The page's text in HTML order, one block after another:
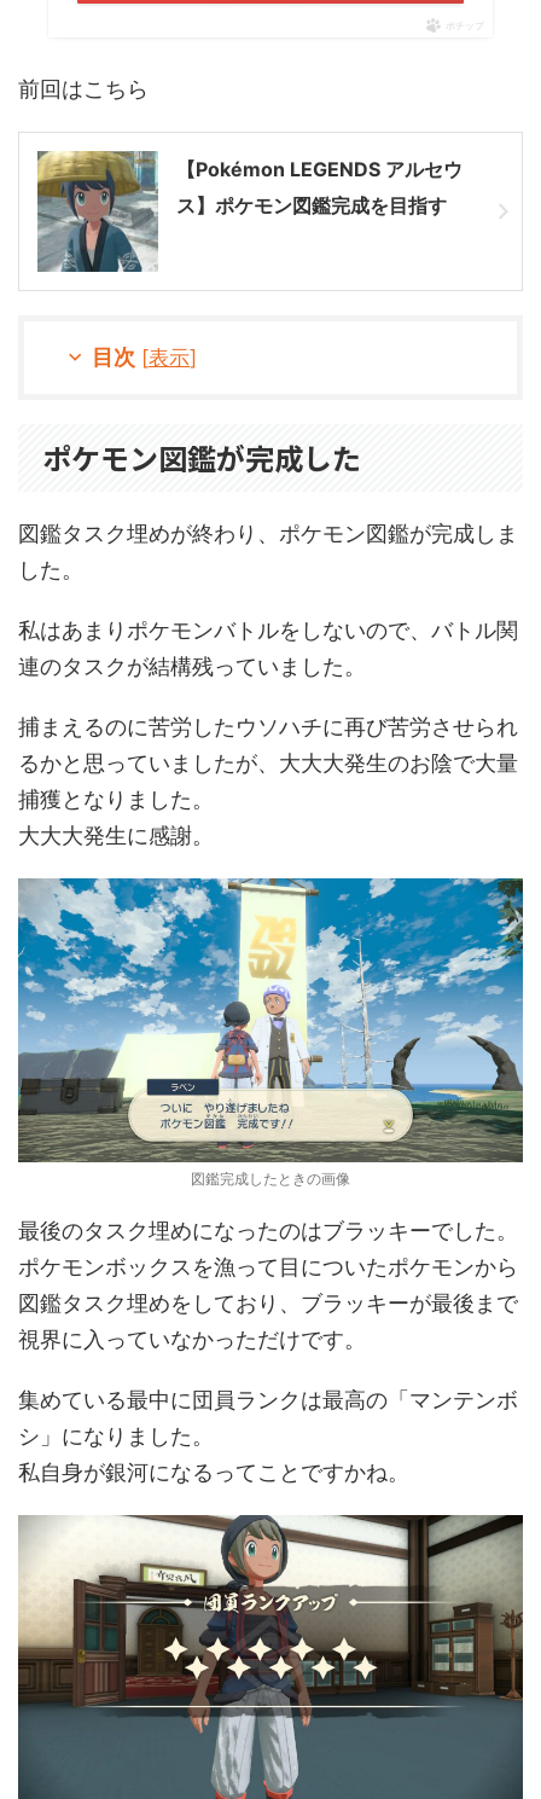
ポチップ
前回はこちら
【Pokémon LEGENDS アルセウ
ス】ポケモン図鑑完成を目指す
目次 [表示]
ポケモン図鑑が完成した
図鑑タスク埋めが終わり、ポケモン図鑑が完成しま
した。
私はあまりポケモンバトルをしないので、バトル関
連のタスクが結構残っていました。
捕まえるのに苦労したウソハチに再び苦労させられ
るかと思っていましたが、大大大発生のお陰で大量
捕獲となりました。
大大大発生に感謝。
図鑑完成したときの画像
最後のタスク埋めになったのはブラッキーでした。
ポケモンボックスを漁って目についたポケモンから
図鑑タスク埋めをしており、ブラッキーが最後まで
視界に入っていなかっただけです。
集めている最中に団員ランクは最高の「マンテンボ
シ」になりました。
私自身が銀河になるってことですかね。